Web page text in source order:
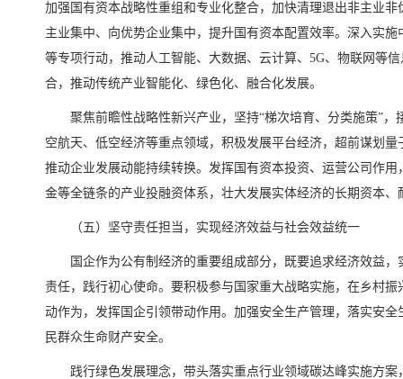
加强国有资本战略性重组和专业化整合，加快清理退出非主业
主业集中、向优势企业集中，提升国有资本配置效率。深入实
等专项行动，推动人工智能、大数据、云计算、5G、物联网等
合，推动传统产业智能化、绿色化、融合化发展。
聚焦前瞻性战略性新兴产业，坚持“梯次培育、分类施策”
空航天、低空经济等重点领域，积极发展平台经济，超前谋划
推动企业发展动能持续转换。发挥国有资本投资、运营公司作
金等全链条的产业投融资体系，壮大发展实体经济的长期资本、
（五）坚守责任担当，实现经济效益与社会效益统一
国企作为公有制经济的重要组成部分，既要追求经济效益
责任，践行初心使命。要积极参与国家重大战略实施，在乡村
动作为，发挥国企引领带动作用。加强安全生产管理，落实安
民群众生命财产安全。
践行绿色发展理念，带头落实重点行业领域碳达峰实施方